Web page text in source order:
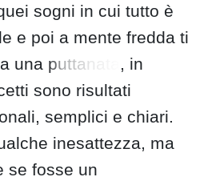
sogni in cui tutto è
e poi a mente fredda ti
una puttanata , in
sono risultati
semplici e chiari.
inesattezza, ma
se fosse un